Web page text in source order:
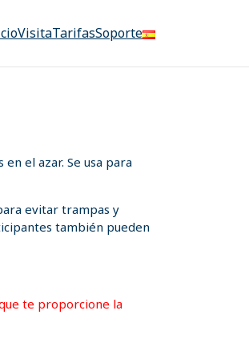
VisitaTarifasSoporte
el azar. Se usa para
evitar trampas y
también pueden
te proporcione la